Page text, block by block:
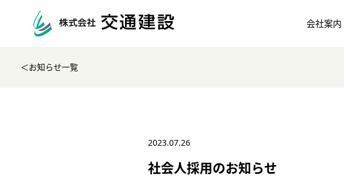
会社案内
＜お知らせ一覧
2023.07.26
社会人採用のお知らせ